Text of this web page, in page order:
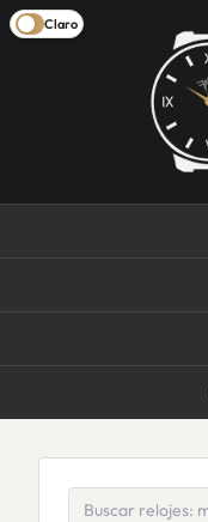
Claro